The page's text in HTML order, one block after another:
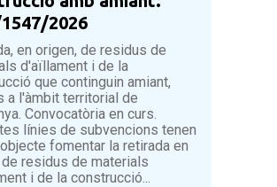
2026
en origen, de residus de
d'aïllament i de la
que continguin amiant,
a l'àmbit territorial de
Convocatòria en curs.
línies de subvencions tenen
fomentar la retirada en
residus de materials
i de la construcció...